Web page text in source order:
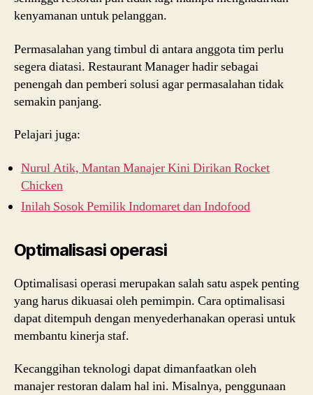
kenyamanan untuk pelanggan.
Permasalahan yang timbul di antara anggota tim perlu
segera diatasi. Restaurant Manager hadir sebagai
penengah dan pemberi solusi agar permasalahan tidak
semakin panjang.
Pelajari juga:
Nurul Atik, Mantan Manajer Kini Dirikan Rocket
Chicken
Inilah Sosok Pemilik Indomaret dan Indofood
Optimalisasi operasi
Optimalisasi operasi merupakan salah satu aspek penting
yang harus dikuasai oleh pemimpin. Cara optimalisasi
dapat ditempuh dengan menyederhanakan operasi untuk
membantu kinerja staf.
Kecanggihan teknologi dapat dimanfaatkan oleh
manajer restoran dalam hal ini. Misalnya, penggunaan